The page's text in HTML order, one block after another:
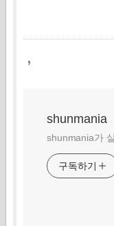
,
shunmania
shunmania가
구독하기